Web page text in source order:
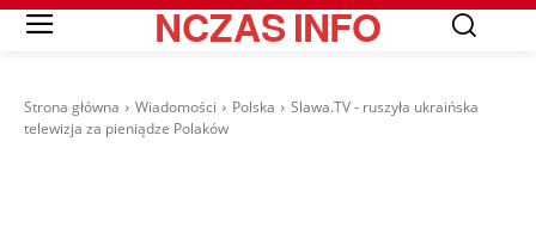
NCZASINFO
Strona główna Wiadomości Polska
Slawa.TV - ruszyła ukraińska
telewizja za pieniądze Polaków